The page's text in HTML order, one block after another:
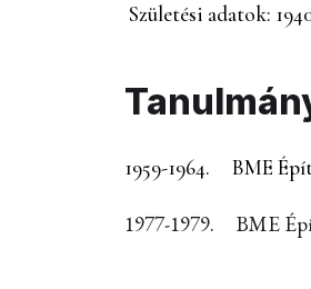
Születési adatok:
1959-1964. BME
1977-1979. BME